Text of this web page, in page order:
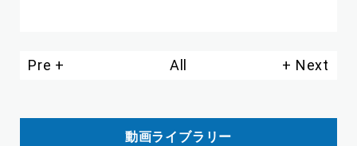
Pre All Next
動画ライブラリー